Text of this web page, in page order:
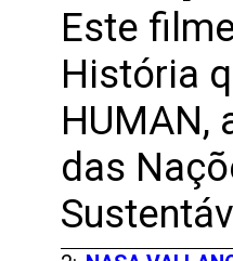
Este
História
HUMAN,
das